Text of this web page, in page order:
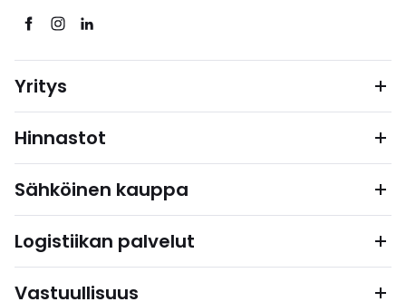
Yritys
Hinnastot
Sähköinen kauppa
Logistiikan palvelut
Vastuullisuus